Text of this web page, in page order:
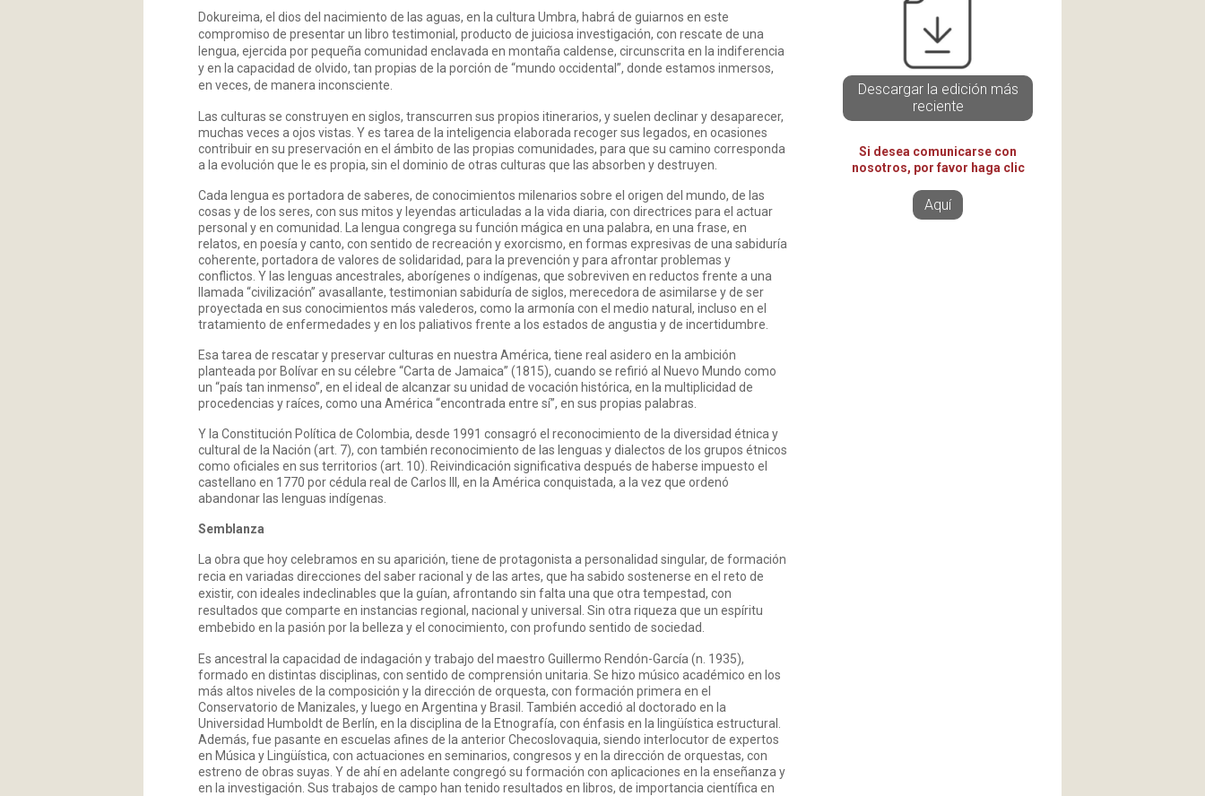
Dokureima, el dios del nacimiento de las aguas, en la cultura Umbra, habrá de guiarnos en este
compromiso de presentar un libro testimonial, producto de juiciosa investigación, con rescate de una
lengua, ejercida por pequeña comunidad enclavada en montaña caldense, circunscrita en la indiferencia
y en la capacidad de olvido, tan propias de la porción de “mundo occidental”, donde estamos inmersos,
en veces, de manera inconsciente.
Las culturas se construyen en siglos, transcurren sus propios itinerarios, y suelen declinar y desaparecer,
muchas veces a ojos vistas. Y es tarea de la inteligencia elaborada recoger sus legados, en ocasiones
contribuir en su preservación en el ámbito de las propias comunidades, para que su camino corresponda
a la evolución que le es propia, sin el dominio de otras culturas que las absorben y destruyen.
Cada lengua es portadora de saberes, de conocimientos milenarios sobre el origen del mundo, de las
cosas y de los seres, con sus mitos y leyendas articuladas a la vida diaria, con directrices para el actuar
personal y en comunidad. La lengua congrega su función mágica en una palabra, en una frase, en
relatos, en poesía y canto, con sentido de recreación y exorcismo, en formas expresivas de una sabiduría
coherente, portadora de valores de solidaridad, para la prevención y para afrontar problemas y
conflictos. Y las lenguas ancestrales, aborígenes o indígenas, que sobreviven en reductos frente a una
llamada “civilización” avasallante, testimonian sabiduría de siglos, merecedora de asimilarse y de ser
proyectada en sus conocimientos más valederos, como la armonía con el medio natural, incluso en el
tratamiento de enfermedades y en los paliativos frente a los estados de angustia y de incertidumbre.
Esa tarea de rescatar y preservar culturas en nuestra América, tiene real asidero en la ambición
planteada por Bolívar en su célebre “Carta de Jamaica” (1815), cuando se refirió al Nuevo Mundo como
un “país tan inmenso”, en el ideal de alcanzar su unidad de vocación histórica, en la multiplicidad de
procedencias y raíces, como una América “encontrada entre sí”, en sus propias palabras.
Y la Constitución Política de Colombia, desde 1991 consagró el reconocimiento de la diversidad étnica y
cultural de la Nación (art. 7), con también reconocimiento de las lenguas y dialectos de los grupos étnicos
como oficiales en sus territorios (art. 10). Reivindicación significativa después de haberse impuesto el
castellano en 1770 por cédula real de Carlos III, en la América conquistada, a la vez que ordenó
abandonar las lenguas indígenas.
Semblanza
La obra que hoy celebramos en su aparición, tiene de protagonista a personalidad singular, de formación
recia en variadas direcciones del saber racional y de las artes, que ha sabido sostenerse en el reto de
existir, con ideales indeclinables que la guían, afrontando sin falta una que otra tempestad, con
resultados que comparte en instancias regional, nacional y universal. Sin otra riqueza que un espíritu
embebido en la pasión por la belleza y el conocimiento, con profundo sentido de sociedad.
Es ancestral la capacidad de indagación y trabajo del maestro Guillermo Rendón-García (n. 1935),
formado en distintas disciplinas, con sentido de comprensión unitaria. Se hizo músico académico en los
más altos niveles de la composición y la dirección de orquesta, con formación primera en el
Conservatorio de Manizales, y luego en Argentina y Brasil. También accedió al doctorado en la
Universidad Humboldt de Berlín, en la disciplina de la Etnografía, con énfasis en la lingüística estructural.
Además, fue pasante en escuelas afines de la anterior Checoslovaquia, siendo interlocutor de expertos
en Música y Lingüística, con actuaciones en seminarios, congresos y en la dirección de orquestas, con
estreno de obras suyas. Y de ahí en adelante congregó su formación con aplicaciones en la enseñanza y
en la investigación. Sus trabajos de campo han tenido resultados en libros, de importancia científica en
Descargar la edición más
reciente
Si desea comunicarse con
nosotros, por favor haga clic
Aquí